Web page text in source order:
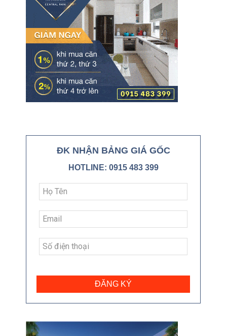
ĐK NHẬN BẢNG GIÁ GỐC
HOTLINE: 0915 483 399
ĐĂNG KÝ